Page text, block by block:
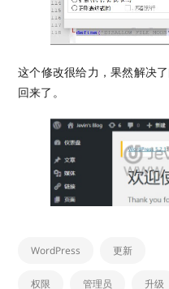
这个修改很给力，果然解决
回来了。
WordPress 更新
权限 管理员 升级